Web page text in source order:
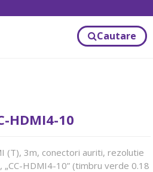
Cautare
HDMI4-10
(T), 3m, conectori auriti, rezolutie
HDMI4-10” (timbru verde 0.18